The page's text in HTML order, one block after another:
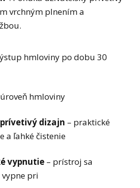
vrchným plnením a
hmloviny po dobu 30
hmloviny
dizajn – praktické
a ľahké čistenie
vypnutie – prístroj sa
pri